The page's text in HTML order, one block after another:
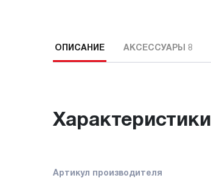
ОПИСАНИЕ АКСЕССУАРЫ 8
Характеристики
Артикул производителя